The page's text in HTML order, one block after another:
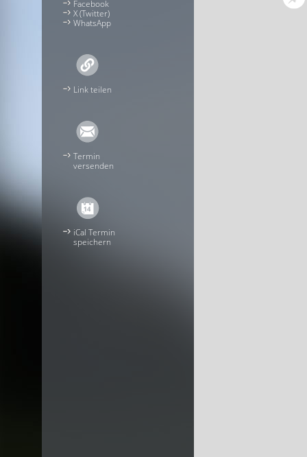
Facebook
X (Twitter)
WhatsApp
Link teilen
Termin
versenden
iCal Termin
speichern